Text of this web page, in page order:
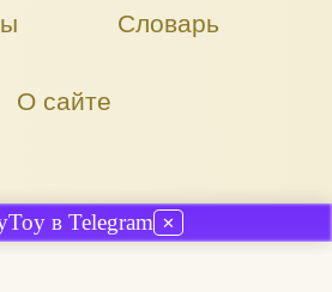
Словарь
О сайте
в Telegram ✕